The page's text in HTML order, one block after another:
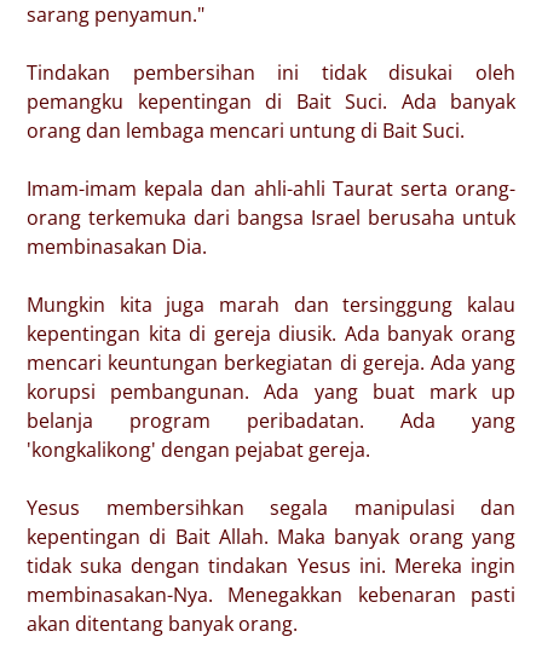
sarang penyamun."
Tindakan pembersihan ini tidak disukai oleh
pemangku kepentingan di Bait Suci. Ada banyak
orang dan lembaga mencari untung di Bait Suci.
Imam-imam kepala dan ahli-ahli Taurat serta orang-
orang terkemuka dari bangsa Israel berusaha untuk
membinasakan Dia.
Mungkin kita juga marah dan tersinggung kalau
kepentingan kita di gereja diusik. Ada banyak orang
mencari keuntungan berkegiatan di gereja. Ada yang
korupsi pembangunan. Ada yang buat mark up
belanja program peribadatan. Ada yang
'kongkalikong' dengan pejabat gereja.
Yesus membersihkan segala manipulasi dan
kepentingan di Bait Allah. Maka banyak orang yang
tidak suka dengan tindakan Yesus ini. Mereka ingin
membinasakan-Nya. Menegakkan kebenaran pasti
akan ditentang banyak orang.